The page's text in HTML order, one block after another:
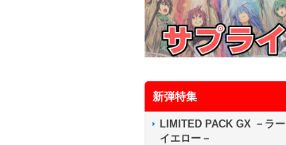
新弾特集
LIMITED PACK GX －ラー
イエロー－